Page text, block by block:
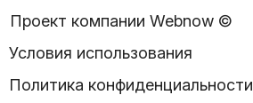
Проект компании Webnow ©
Условия использования
Политика конфиденциальности